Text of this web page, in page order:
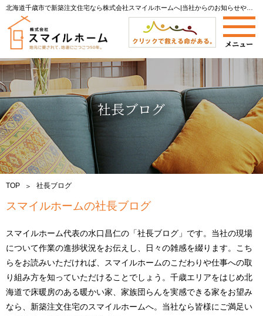
社長ブログ
TOP 社長ブログ
スマイルホームの社長ブログ
スマイルホーム代表の水口昌仁の「社長ブログ」です。当社の現場
について作業の進捗状況をお伝えし、日々の雑感を綴ります。こち
らをお読みいただければ、スマイルホームのこだわりや仕事への取
り組み方を知っていただけることでしょう。千歳エリアをはじめ北
海道で床暖房のある暖かい家、家族団らんを実感できる家をお望み
なら、新築注文住宅のスマイルホームへ。当社なら皆様にご満足い